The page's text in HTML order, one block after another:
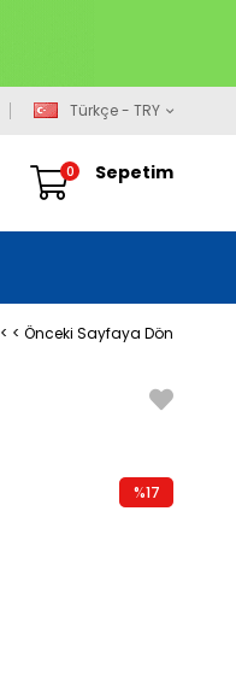
Türkçe - TRY
Sepetim
0
< < Önceki Sayfaya Dön
%17